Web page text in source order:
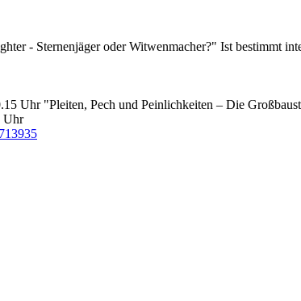
- Sternenjäger oder Witwenmacher?" Ist bestimmt
Uhr "Pleiten, Pech und Peinlichkeiten – Die
Uhr